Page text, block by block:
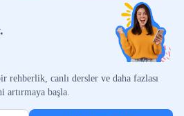
rehberlik, canlı dersler ve daha fazlası
başla.